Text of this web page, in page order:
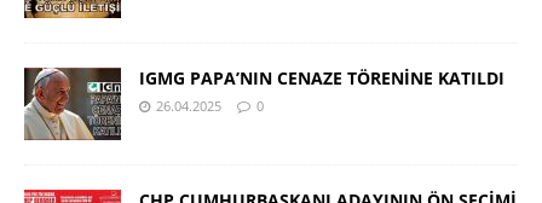
IGMG PAPA’NIN CENAZE TÖRENİNE KATILDI
26.04.2025 0